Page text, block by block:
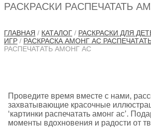
РАСКРАСКИ РАСПЕЧАТАТЬ
ГЛАВНАЯ / КАТАЛОГ / РАСКРАСКИ ДЛЯ
ИГР / РАСКРАСКА АМОНГ АС
РАСПЕЧАТАТЬ АМОНГ АС
Проведите время вместе с нами,
захватывающие красочные
‘картинки распечатать амонг ас’.
моменты вдохновения и радости от